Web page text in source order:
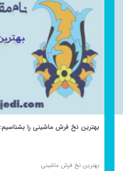
بهترین نخ فرش ماشینی را بشناسیم:
بهترین نخ فرش ماشینی